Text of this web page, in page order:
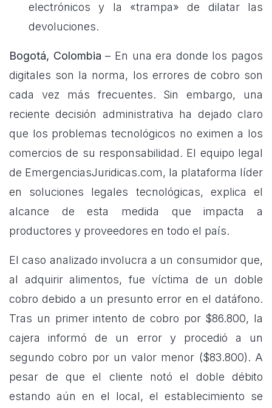
electrónicos y la «trampa» de dilatar las
devoluciones.
Bogotá, Colombia– En una era donde los pagos
digitales son la norma, los errores de cobro son
cada vez más frecuentes. Sin embargo, una
reciente decisión administrativa ha dejado claro
que los problemas tecnológicos no eximen a los
comercios de su responsabilidad. El equipo legal
de EmergenciasJuridicas.com, la plataforma líder
en soluciones legales tecnológicas, explica el
alcance de esta medida que impacta a
productores y proveedores en todo el país.
El caso analizado involucra a un consumidor que,
al adquirir alimentos, fue víctima de un doble
cobro debido a un presunto error en el datáfono.
Tras un primer intento de cobro por $86.800, la
cajera informó de un error y procedió a un
segundo cobro por un valor menor ($83.800). A
pesar de que el cliente notó el doble débito
estando aún en el local, el establecimiento se